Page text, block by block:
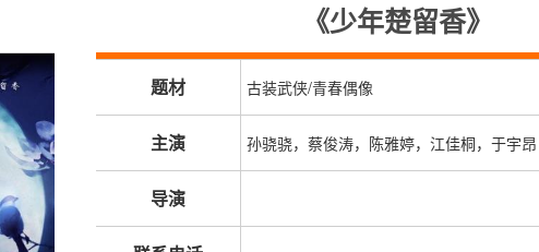
《少年楚留香》
题材 古装武侠/青春偶像
主演 孙骁骁，蔡俊涛，陈雅婷，江佳桐，于宇昂
导演